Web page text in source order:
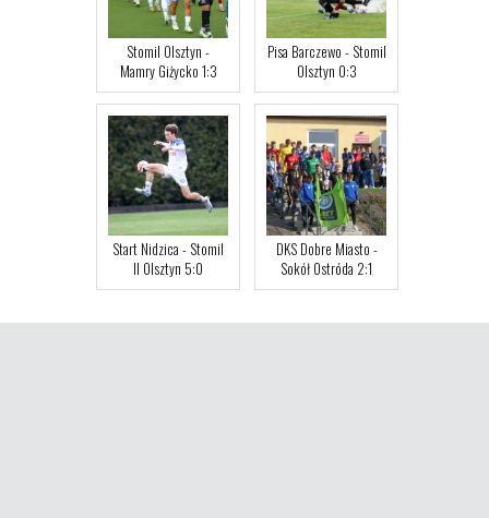
Stomil Olsztyn -
Mamry Giżycko 1:3
Pisa Barczewo - Stomil
Olsztyn 0:3
Start Nidzica - Stomil
II Olsztyn 5:0
DKS Dobre Miasto -
Sokół Ostróda 2:1